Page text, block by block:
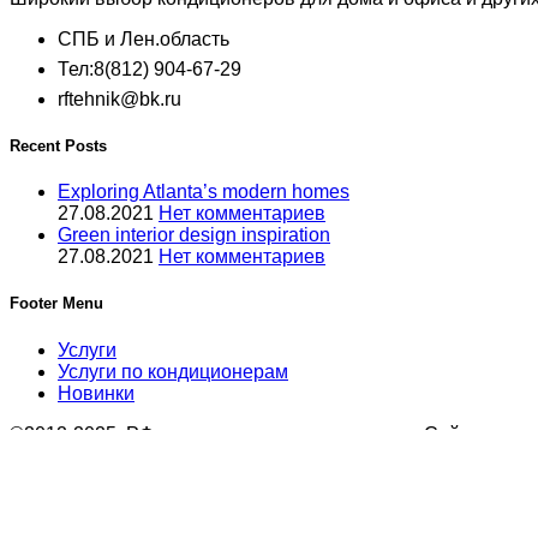
СПБ и Лен.область
Тел:8(812) 904-67-29
rftehnik@bk.ru
Recent Posts
Exploring Atlanta’s modern homes
27.08.2021 Нет комментариев
Green interior design inspiration
27.08.2021 Нет комментариев
Footer Menu
Услуги
Услуги по кондиционерам
Новинки
©2012-2025, РФтехник, все права защищены. Сайт носит